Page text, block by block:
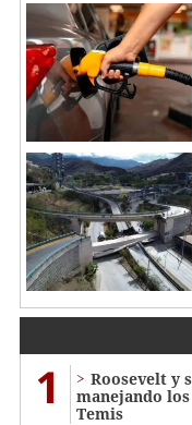
1
Roosevelt y
manejando
Temis